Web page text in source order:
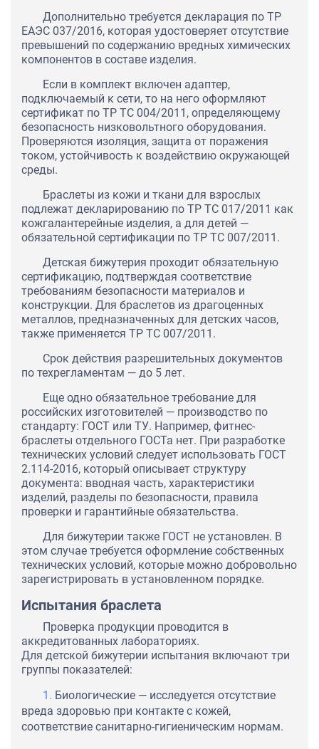
Дополнительно требуется декларация по ТР
ЕАЭС 037/2016, которая удостоверяет отсутствие
превышений по содержанию вредных химических
компонентов в составе изделия.
Если в комплект включен адаптер,
подключаемый к сети, то на него оформляют
сертификат по ТР ТС 004/2011, определяющему
безопасность низковольтного оборудования.
Проверяются изоляция, защита от поражения
током, устойчивость к воздействию окружающей
среды.
Браслеты из кожи и ткани для взрослых
подлежат декларированию по ТР ТС 017/2011 как
кожгалантерейные изделия, а для детей —
обязательной сертификации по ТР ТС 007/2011.
Детская бижутерия проходит обязательную
сертификацию, подтверждая соответствие
требованиям безопасности материалов и
конструкции. Для браслетов из драгоценных
металлов, предназначенных для детских часов,
также применяется ТР ТС 007/2011.
Срок действия разрешительных документов
по техрегламентам — до 5 лет.
Еще одно обязательное требование для
российских изготовителей — производство по
стандарту: ГОСТ или ТУ. Например, фитнес-
браслеты отдельного ГОСТа нет. При разработке
технических условий следует использовать ГОСТ
2.114-2016, который описывает структуру
документа: вводная часть, характеристики
изделий, разделы по безопасности, правила
проверки и гарантийные обязательства.
Для бижутерии также ГОСТ не установлен. В
этом случае требуется оформление собственных
технических условий, которые можно добровольно
зарегистрировать в установленном порядке.
Испытания браслета
Проверка продукции проводится в
аккредитованных лабораториях.
Для детской бижутерии испытания включают три
группы показателей:
Биологические — исследуется отсутствие
вреда здоровью при контакте с кожей,
соответствие санитарно-гигиеническим нормам.